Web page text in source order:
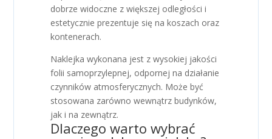
dobrze widoczne z większej odległości i
estetycznie prezentuje się na koszach oraz
kontenerach.
Naklejka wykonana jest z wysokiej jakości
folii samoprzylepnej, odpornej na działanie
czynników atmosferycznych. Może być
stosowana zarówno wewnątrz budynków,
jak i na zewnątrz.
Dlaczego warto wybrać